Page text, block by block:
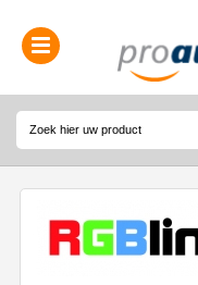
0314-364515